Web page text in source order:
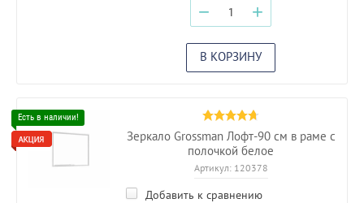
− +
В КОРЗИНУ
Зеркало Grossman Лофт-90 см в раме с
полочкой белое
Артикул:120378
Добавить к сравнению